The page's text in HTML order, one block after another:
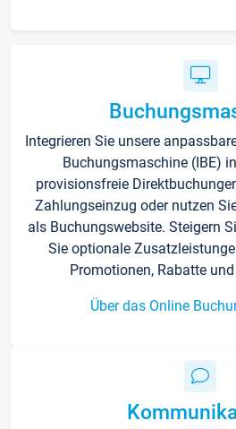
Integrieren Sie unsere
Buchungsmaschine (IBE)
provisionsfreie
Zahlungseinzug oder nutzen
als Buchungswebsite. Steigern
Sie optionale
Promotionen, Rabatte
Über das Online